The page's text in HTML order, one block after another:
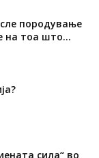
породување
на тоа што...
сила“ во